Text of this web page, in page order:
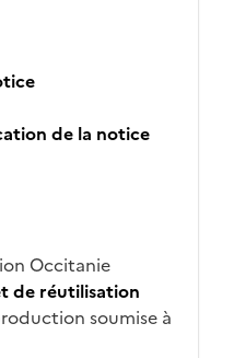
de la notice
Occitanie
de réutilisation
soumise à